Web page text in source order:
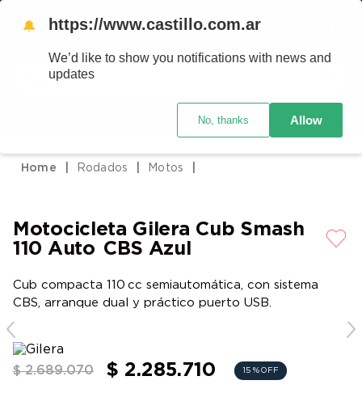
Buscar
Crédito Castillo
Rodados Motos
Motocicleta Gilera Cub Smash
110 Auto CBS Azul
Cub compacta 110 cc semiautomática, con sistema
CBS, arranque dual y práctico puerto USB.
$ 2.689.070 $ 2.285.710 15 % OFF
2.
heladera
4.
lavarropas
5.
colchones
6
cocina
8.
aire acondicionado
9.
bicicleta
🔔 https://www.castillo.com.ar
We’d like to show you notifications with news and
updates
No, thanks Allow